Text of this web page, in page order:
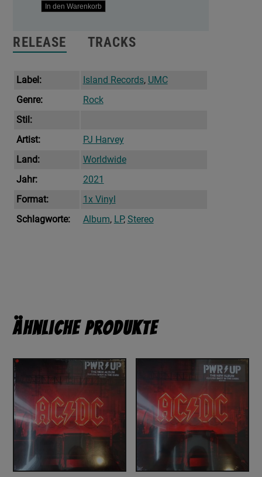
Uh
Her
‎–
Menge
In den Warenkorb
RELEASE TRACKS
Label: Island Records, UMC
Genre:
Rock
Stil:
Artist:
PJ Harvey
Land:
Worldwide
Jahr:
2021
Format:
1x Vinyl
Schlagworte:
Album, LP, Stereo
Ähnliche Produkte